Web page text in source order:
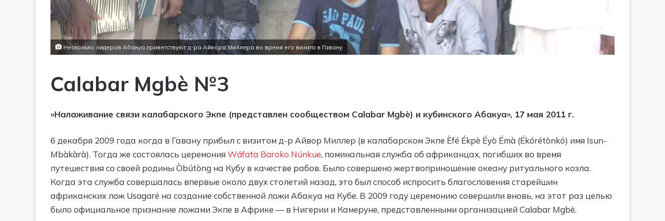
Несколько лидеров Абакуа приветствуют д-ра Айвора Миллера во время его визита в Гавану
Calabar Mgbè №3
«Налаживание связи калабарского Экпе (представлен сообществом Calabar Mgbè) и кубинского Абакуа», 17 мая 2011 г.
6 декабря 2009 года когда в Гавану прибыл с визитом д-р Айвор Миллер (в калабарском Экпе Èfé Ékpè Éyò Émà (Ékórétònkó) имя Isun-
Mbàkàrà). Тогда же состоялась церемония Wáfata Baroko Núnkue, поминальная служба об африканцах, погибших во время
путешествия со своей родины Òbútòng на Кубу в качестве рабов. Было совершено жертвоприношение океану ритуального козла.
Когда эта служба совершалась впервые около двух столетий назад, это был способ испросить благословения старейшин
африканских лож Usagaré на создание собственной ложи Абакуа на Кубе. В 2009 году церемонию совершили вновь, на этот раз целью
было официальное признание ложами Экпе в Африке — в Нигерии и Камеруне, представленными организацией Calabar Mgbè.